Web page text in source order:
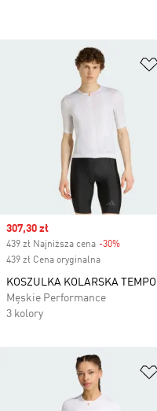
Sale price
307,30 zł
439 zł Najniższa cena -30%
439 zł Cena oryginalna
KOSZULKA KOLARSKA TEMPO
Męskie Performance
3 kolory